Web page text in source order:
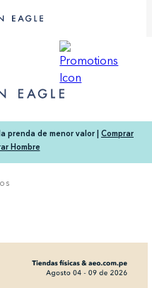
prenda de menor valor | Comprar
Hombre